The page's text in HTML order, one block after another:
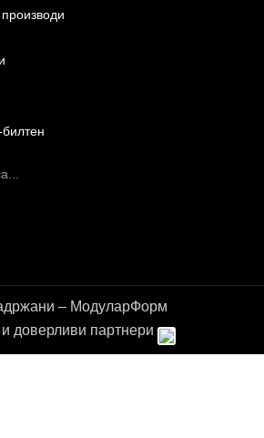
– МодуларФорм
доверливи партнери